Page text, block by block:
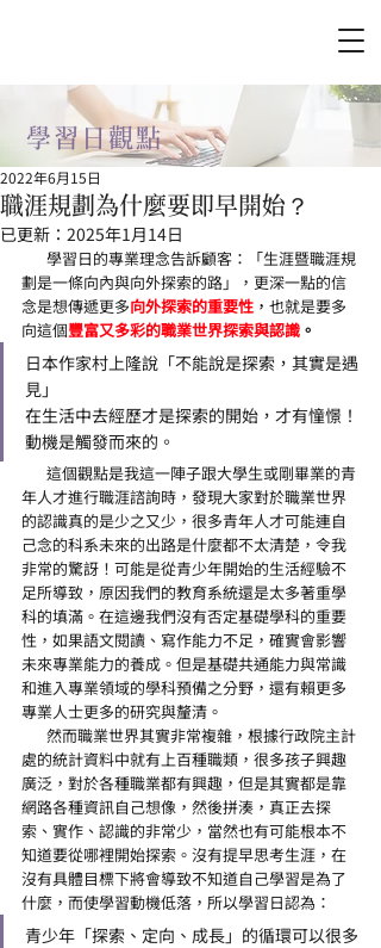
學習日​觀點
職涯規劃為什麼要即早開始？
2022年6月15日
已更新： 2025年1月14日
劃是一條向內與向外探索的路」，更深一點的信
念是想傳遞更多向外探索的重要性 ， 也就是要多
向這個豐富又多彩的職業世界探索與認識 。
日本作家村上隆說「不能說是探索，其實是遇
見」
在生活中去經歷才是探索的開始，才有憧憬！
動機是觸發而來的。
這個觀點是我這一陣子跟大學生或剛畢業的青
年人才進行職涯諮詢時，發現大家對於職業世界
的認識真的是少之又少，很多青年人才可能連自
己念的科系未來的出路是什麼都不太清楚，令我
非常的驚訝！可能是從青少年開始的生活經驗不
足所導致，原因我們的教育系統還是太多著重學
科的填滿。在這邊我們沒有否定基礎學科的重要
性，如果語文閱讀、寫作能力不足，確實會影響
未來專業能力的養成。但是基礎共通能力與常識
和進入專業領域的學科預備之分野，還有賴更多
專業人士更多的研究與釐清。
處的統計資料中就有上百種職類，很多孩子興趣
廣泛，對於各種職業都有興趣，但是其實都是靠
網路各種資訊自己想像，然後拼湊，真正去探
索、實作、認識的非常少，當然也有可能根本不
知道要從哪裡開始探索。沒有提早思考生涯，在
沒有具體目標下將會導致不知道自己學習是為了
什麼，而使學習動機低落，所以學習日認為：
青少年「探索、定向、成長」的循環可以很多